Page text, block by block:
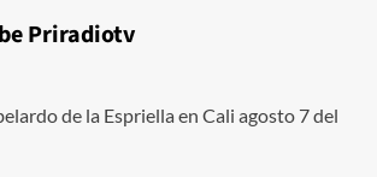
Priradiotv
de la Espriella en Cali agosto 7 del